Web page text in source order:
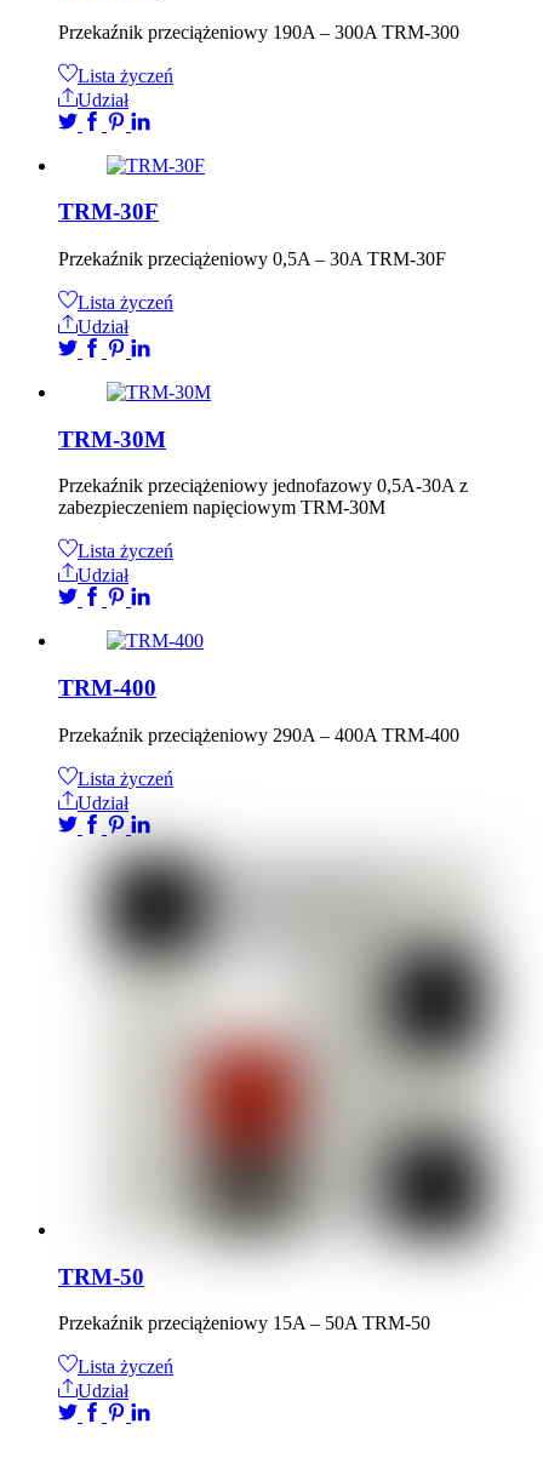
Przekaźnik przeciążeniowy 190A – 300A TRM-300
Lista życzeń
Udział
TRM-30F
Przekaźnik przeciążeniowy 0,5A – 30A TRM-30F
Lista życzeń
Udział
TRM-30M
Przekaźnik przeciążeniowy jednofazowy 0,5A-30A z
zabezpieczeniem napięciowym TRM-30M
Lista życzeń
Udział
TRM-400
Przekaźnik przeciążeniowy 290A – 400A TRM-400
Lista życzeń
Udział
TRM-50
Przekaźnik przeciążeniowy 15A – 50A TRM-50
Lista życzeń
Udział